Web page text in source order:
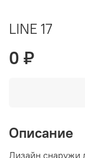
LINE 17
0 ₽
Описание
Дизайн